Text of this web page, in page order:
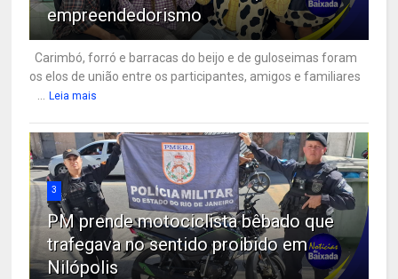
empreendedorismo
Carimbó, forró e barracas do beijo e de guloseimas foram
os elos de união entre os participantes, amigos e familiares
Leia mais
3
PM prende motociclista bêbado que
trafegava no sentido proibido em
Nilópolis